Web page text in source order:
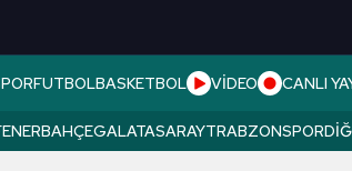
FUTBOLBASKETBOL VİDEO CANLI
GALATASARAYTRABZONSPOR